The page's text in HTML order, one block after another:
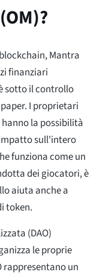
Mantra
finanziari
sotto il controllo
I proprietari
la possibilità
sull'intero
funziona come un
dei giocatori, è
aiuta anche a
token.
(DAO)
le proprie
rappresentano un